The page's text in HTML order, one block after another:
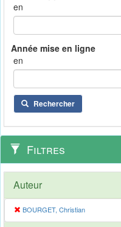
en
en
Rechercher
Filtres
Auteur
BOURGET, Christian